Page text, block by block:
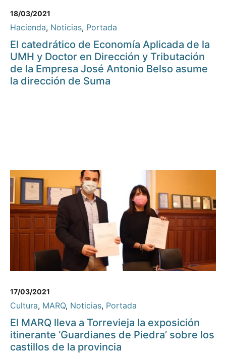
18/03/2021
Hacienda, Noticias, Portada
El catedrático de Economía Aplicada de la
UMH y Doctor en Dirección y Tributación
de la Empresa José Antonio Belso asume
la dirección de Suma
17/03/2021
Cultura, MARQ, Noticias, Portada
El MARQ lleva a Torrevieja la exposición
itinerante ‘Guardianes de Piedra’ sobre los
castillos de la provincia